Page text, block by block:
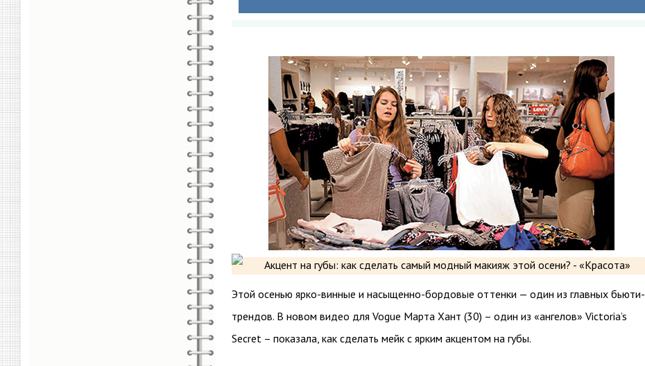
Этой осенью ярко-винные и насыщенно-бордовые оттенки — один из главных бьюти-
трендов. В новом видео для Vogue Марта Хант (30) – один из «ангелов» Victoria’s
Secret – показала, как сделать мейк с ярким акцентом на губы.